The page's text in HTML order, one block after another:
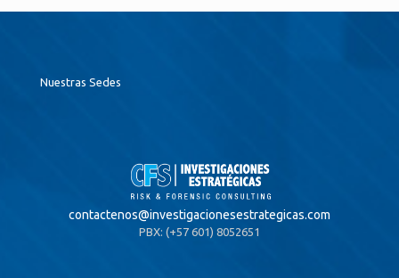
Nuestras Sedes
contactenos@investigacionesestrategicas.com
PBX: (+57 601) 8052651